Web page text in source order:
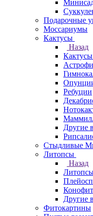
Подарочные
Моссариумы
Кактусы
Назад
Кактусы
Ребуции
Другие
Стыдливые
Литопсы
Назад
Другие
Фитокартины